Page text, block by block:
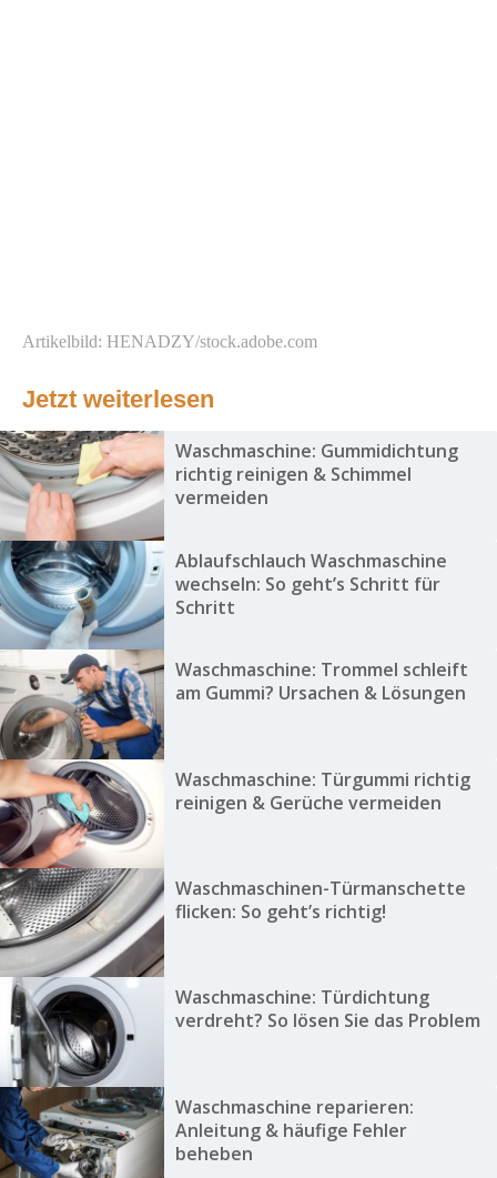
Artikelbild: HENADZY/stock.adobe.com
Jetzt weiterlesen
Waschmaschine: Gummidichtung
richtig reinigen & Schimmel
vermeiden
Ablaufschlauch Waschmaschine
wechseln: So geht’s Schritt für
Schritt
Waschmaschine: Trommel schleift
am Gummi? Ursachen & Lösungen
Waschmaschine: Türgummi richtig
reinigen & Gerüche vermeiden
Waschmaschinen-Türmanschette
flicken: So geht’s richtig!
Waschmaschine: Türdichtung
verdreht? So lösen Sie das Problem
Waschmaschine reparieren:
Anleitung & häufige Fehler
beheben